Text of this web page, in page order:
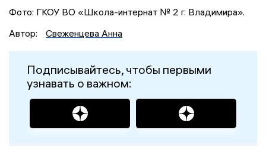
Фото: ГКОУ ВО «Школа-интернат № 2 г. Владимира».
Автор:
Свеженцева Анна
Подписывайтесь, чтобы первыми
узнавать о важном: